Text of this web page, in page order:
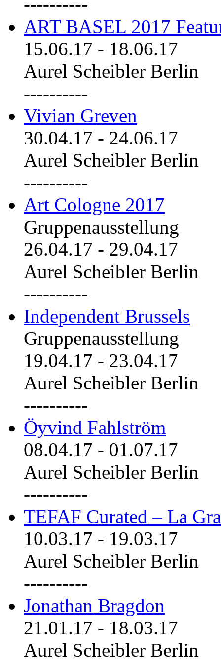
ART BASEL 2017
15.06.17 - 18.06.17
Aurel Scheibler Berlin
----------
Vivian Greven
30.04.17 - 24.06.17
Aurel Scheibler Berlin
----------
Art Cologne 2017
Gruppenausstellung
26.04.17 - 29.04.17
Aurel Scheibler Berlin
----------
Independent Brussels
Gruppenausstellung
19.04.17 - 23.04.17
Aurel Scheibler Berlin
----------
Öyvind Fahlström
08.04.17 - 01.07.17
Aurel Scheibler Berlin
----------
TEFAF Curated – La
10.03.17 - 19.03.17
Aurel Scheibler Berlin
----------
Jonathan Bragdon
21.01.17 - 18.03.17
Aurel Scheibler Berlin